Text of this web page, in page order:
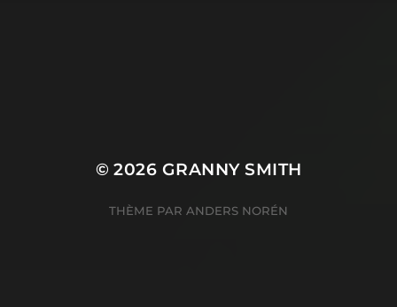
© 2026 GRANNY SMITH
THÈME PAR ANDERS NORÉN